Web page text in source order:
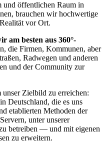
und öffentlichen Raum in
brauchen wir hochwertige
vor Ort.
am besten aus 360°-
die Firmen, Kommunen, aber
Radwegen und anderen
und der Community zur
unser Zielbild zu erreichen:
Deutschland, die es uns
etablierten Methoden der
unter unserer
betreiben — und mit eigenen
zu erweitern.